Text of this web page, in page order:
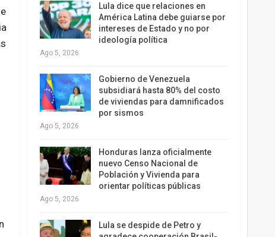
Lula dice que relaciones en
América Latina debe guiarse por
intereses de Estado y no por
ideología política
Ago 5, 2026
Gobierno de Venezuela
subsidiará hasta 80% del costo
de viviendas para damnificados
por sismos
Ago 5, 2026
Honduras lanza oficialmente
nuevo Censo Nacional de
Población y Vivienda para
orientar políticas públicas
Ago 5, 2026
Lula se despide de Petro y